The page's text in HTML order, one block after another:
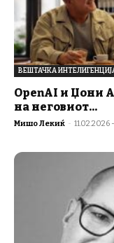
ВЕШТАЧКА
OpenAI и Џони
на неговиот...
Мишо Лекиќ - 11.02.2026